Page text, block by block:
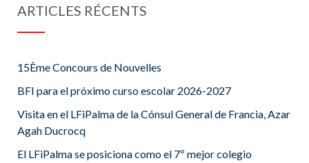
ARTICLES RÉCENTS
15Ème Concours de Nouvelles
BFI para el próximo curso escolar 2026-2027
Visita en el LFiPalma de la Cónsul General de Francia, Azar
Agah Ducrocq
El LFiPalma se posiciona como el 7º mejor colegio